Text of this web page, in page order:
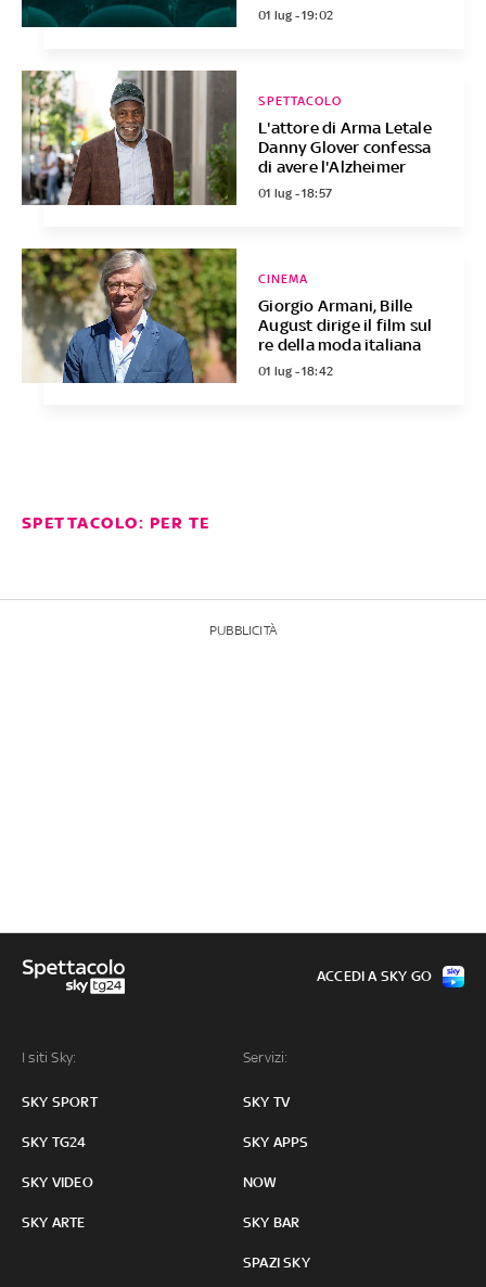
01 lug - 19:02
L'attore di Arma Letale
Danny Glover confessa
di avere l'Alzheimer
SPETTACOLO
01 lug - 18:57
Giorgio Armani, Bille
August dirige il film sul
re della moda italiana
CINEMA
01 lug - 18:42
SPETTACOLO: PER TE
PUBBLICITÀ
I siti Sky:
SKY SPORT
SKY TG24
SKY VIDEO
SKY ARTE
Servizi:
SKY TV
SKY APPS
NOW
SKY BAR
SPAZI SKY
ACCEDI A SKY GO